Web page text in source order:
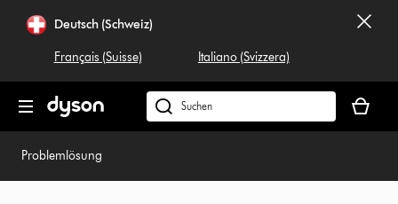
überspringenDeutsch (Schweiz)
Français (Suisse) Italiano (Svizzera)
Dyson.ch
durchsuchen
ist
Problemlösung